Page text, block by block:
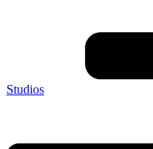
Studios